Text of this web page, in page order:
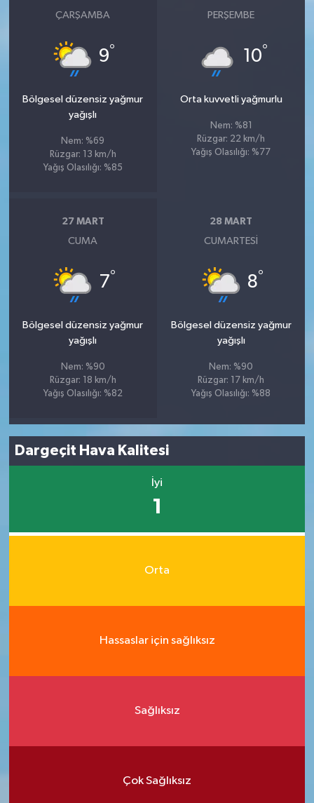
ÇARŞAMBA
9°
Bölgesel düzensiz yağmur
yağışlı
Nem: %69
Rüzgar: 13 km/h
Yağış Olasılığı: %85
PERŞEMBE
10°
Orta kuvvetli yağmurlu
Nem: %81
Rüzgar: 22 km/h
Yağış Olasılığı: %77
27 MART
CUMA
7°
Bölgesel düzensiz yağmur
yağışlı
Nem: %90
Rüzgar: 18 km/h
Yağış Olasılığı: %82
28 MART
CUMARTESI
8°
Bölgesel düzensiz yağmur
yağışlı
Nem: %90
Rüzgar: 17 km/h
Yağış Olasılığı: %88
Dargeçit Hava Kalitesi
İyi
1
Orta
Hassaslar için sağlıksız
Sağlıksız
Çok Sağlıksız